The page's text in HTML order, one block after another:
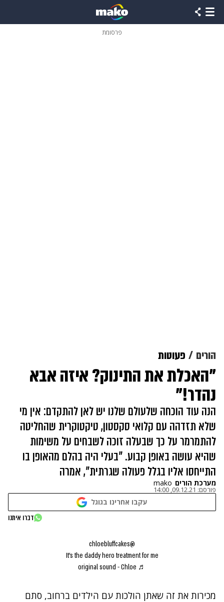
פרסומת
הורים פעוטות
"האכלת את התינוק? איזה אבא
נהדר!"
הנה עוד הוכחה שלעולם שלנו יש לאן להתקדם: אין מי
שלא תזדהה עם קלואי סקסטון, טיקטוקרית שהחליטה
להתמרמר על כך שבעלה זוכה לשבחים על משימות
שהיא עושה באופן קבוע. "בעלי היה בהלם מהאופן בו
התייחסו אליו בגלל פעולה שגרתית", אמרה
מערכת הורים mako
פורסם: 09.12.21, 14:00
עקבו אחרינו בגוגל
דברו איתנו
@chloebluffcakes
It’s the daddy hero treatment for me
♬ original sound - Chloe
מכירות את זה שאתן הולכות עם הילדים ברחוב, סתם